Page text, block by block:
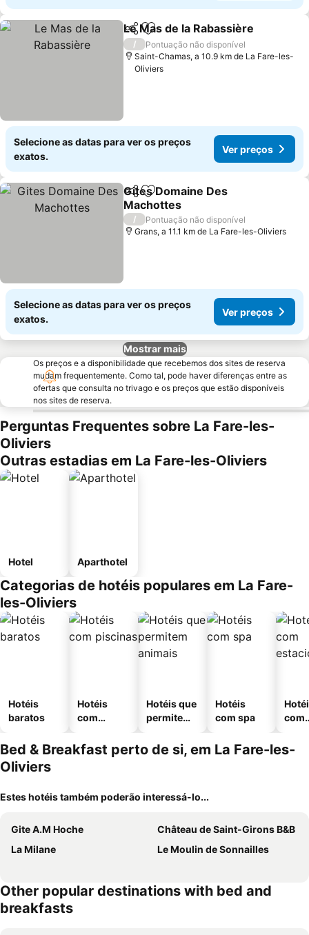
PartilharAdicionar aos favoritos
Le Mas de la Rabassière
/
Pontuação não disponível
Saint-Chamas, a 10.9 km de La Fare-les-
Oliviers
Selecione as datas para ver os preços
exatos.
Ver preços
PartilharAdicionar aos favoritos
Gites Domaine Des
Machottes
Ver preços
/
Pontuação não disponível
Grans, a 11.1 km de La Fare-les-Oliviers
Selecione as datas para ver os preços
exatos.
Ver preços
Mostrar mais
Os preços e a disponibilidade que recebemos dos sites de reserva
mudam frequentemente. Como tal, pode haver diferenças entre as
ofertas que consulta no trivago e os preços que estão disponíveis
nos sites de reserva.
Perguntas Frequentes sobre La Fare-les-
Oliviers
Outras estadias em La Fare-les-Oliviers
Hotel Aparthotel
Categorias de hotéis populares em La Fare-
les-Oliviers
Hotéis
baratos
Hotéis
com
Hotéis que
permitem
Hotéis
com spa
com
Bed & Breakfast perto de si, em La Fare-les-
Oliviers
Estes hotéis também poderão interessá-lo...
Gite A.M Hoche
Château de Saint-Girons B&B
La Milane
Le Moulin de Sonnailles
Other popular destinations with bed and
breakfasts